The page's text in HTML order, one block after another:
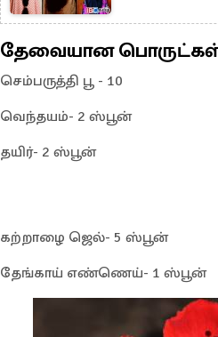
தேவையான
செம்பருத்தி பூ - 10
வெந்தயம்- 2 ஸ்பூன்
தயிர்- 2 ஸ்பூன்
கற்றாழை ஜெல்- 5 ஸ்பூன்
தேங்காய் எண்ணெய்- 1 ஸ்பூன்